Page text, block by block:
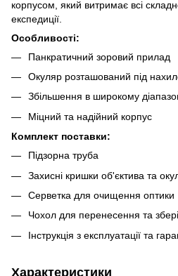
корпусом, який витримає всі
експедиції.
Особливості:
Панкратичний зоровий прилад
Окуляр розташований під
Збільшення в широкому
Міцний та надійний корпус
Комплект поставки:
Підзорна труба
Захисні кришки об'єктива та
Серветка для очищення оптики
Чохол для перенесення та
Інструкція з експлуатації та
Характеристики